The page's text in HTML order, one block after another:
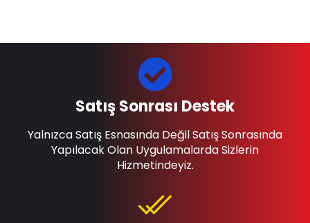
Satış Sonrası Destek
Yalnızca Satış Esnasında Değil Satış Sonrasında
Yapılacak Olan Uygulamalarda Sizlerin
Hizmetindeyiz.